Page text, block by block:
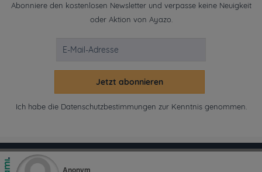
Abonniere den kostenlosen Newsletter und verpasse keine Neuigkeit
oder Aktion von Ayazo.
Jetzt abonnieren
Ich habe die Datenschutzbestimmungen zur Kenntnis genommen.